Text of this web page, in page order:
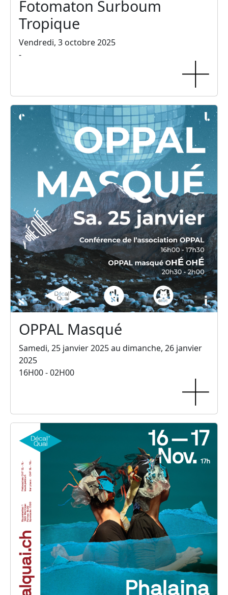
Fotomaton Surboum
Tropique
Vendredi, 3 octobre 2025
-
OPPAL Masqué
Samedi, 25 janvier 2025 au dimanche, 26 janvier
2025
16H00 - 02H00